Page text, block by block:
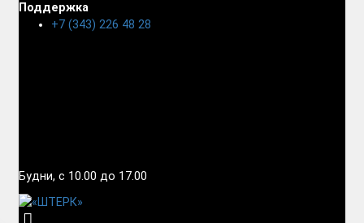
Поддержка
+7 (343) 226 48 28
Будни, с 10.00 до 17.00